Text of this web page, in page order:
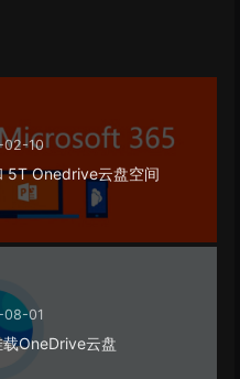
10
5T Onedrive云盘空间
01
OneDrive云盘